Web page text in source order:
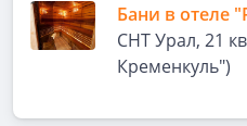
Бани в отеле
СНТ Урал, 21
Кременкуль")